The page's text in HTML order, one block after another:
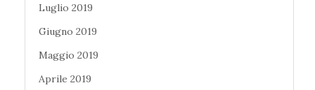
Luglio 2019
Giugno 2019
Maggio 2019
Aprile 2019